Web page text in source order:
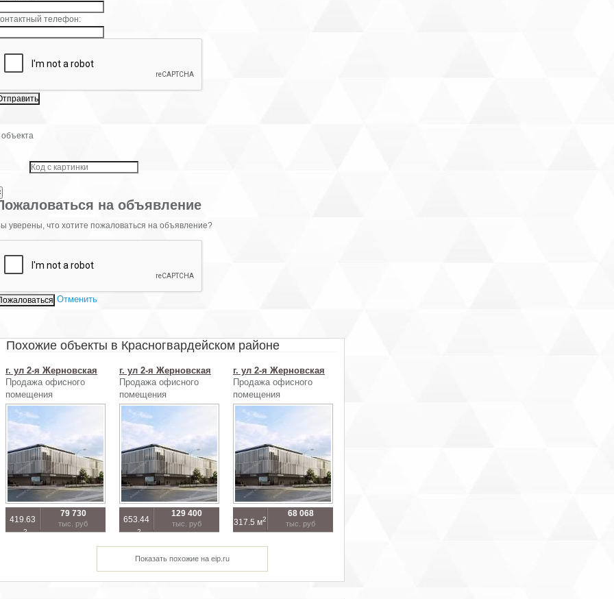
телефон:
на объявление
уверены, что хотите пожаловаться на объявление?
Отменить
Похожие объекты в Красногвардейском районе
г. ул 2-я Жерновская
Продажа офисного
помещения
419.63
м2
79 730
тыс. руб
г. ул 2-я Жерновская
Продажа офисного
помещения
653.44
м2
129 400
тыс. руб
г. ул 2-я Жерновская
Продажа офисного
помещения
317.5 м2
68 068
тыс. руб
Показать похожие на eip.ru